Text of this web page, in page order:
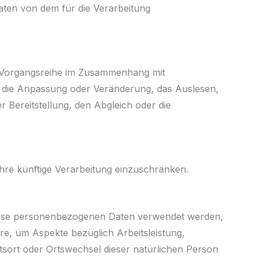
von dem für die Verarbeitung
im Zusammenhang mit
Anpassung oder Veränderung, das Auslesen,
Bereitstellung, den Abgleich oder die
künftige Verarbeitung einzuschränken.
personenbezogenen Daten verwendet werden,
um Aspekte bezüglich Arbeitsleistung,
oder Ortswechsel dieser natürlichen Person